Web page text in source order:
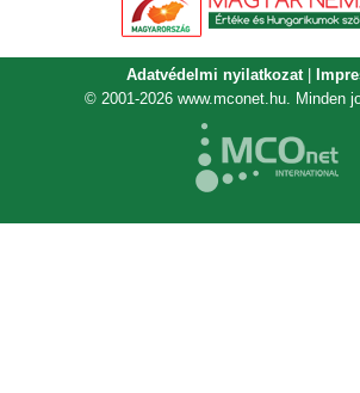
Adatvédelmi nyilatkozat
© 2001-2026 www.mconet.hu . Minden